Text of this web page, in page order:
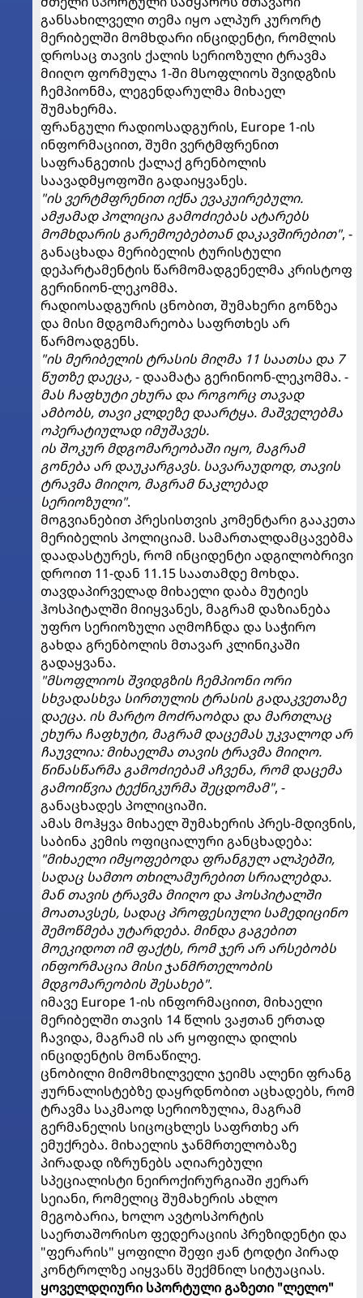
განსახილველი თემა იყო ალპურ კურორტ
მერიბელში მომხდარი ინციდენტი, რომლის
დროსაც თავის ქალის სერიოზული ტრავმა
მიიღო ფორმულა 1-ში მსოფლიოს შვიდგზის
ჩემპიონმა, ლეგენდარულმა მიხაელ
შუმახერმა.
ფრანგული რადიოსადგურის, Europe 1-ის
ინფორმაციით, შუმი ვერტმფრენით
საფრანგეთის ქალაქ გრენბოლის
საავადმყოფოში გადაიყვანეს.
"ის ვერტმფრენით იქნა ევაკუირებული.
ამჟამად პოლიცია გამოძიებას ატარებს
მომხდარის გარემოებებთან დაკავშირებით", -
განაცხადა მერიბელის ტურისტული
დეპარტამენტის წარმომადგენელმა კრისტოფ
გერინიონ-ლეკომმა.
რადიოსადგურის ცნობით, შუმახერი გონზეა
და მისი მდგომარეობა საფრთხეს არ
წარმოადგენს.
"ის მერიბელის ტრასის მიღმა 11 საათსა და 7
წუთზე დაეცა,- დაამატა გერინიონ-ლეკომმა. -
მას ჩაფხუტი ეხურა და როგორც თავად
ამბობს, თავი კლდეზე დაარტყა. მაშველებმა
ოპერატიულად იმუშავეს.
ის შოკურ მდგომარეობაში იყო, მაგრამ
გონება არ დაუკარგავს. სავარაუდოდ, თავის
ტრავმა მიიღო, მაგრამ ნაკლებად
სერიოზული".
მოგვიანებით პრესისთვის კომენტარი გააკეთა
მერიბელის პოლიციამ. სამართალდამცავებმა
დაადასტურეს, რომ ინციდენტი ადგილობრივი
დროით 11-დან 11.15 საათამდე მოხდა.
თავდაპირველად მიხაელი დაბა მუტიეს
ჰოსპიტალში მიიყვანეს, მაგრამ დაზიანება
უფრო სერიოზული აღმოჩნდა და საჭირო
გახდა გრენბოლის მთავარ კლინიკაში
გადაყვანა.
"მსოფლიოს შვიდგზის ჩემპიონი ორი
სხვადასხვა სირთულის ტრასის გადაკვეთაზე
დაეცა. ის მარტო მოძრაობდა და მართლაც
ეხურა ჩაფხუტი, მაგრამ დაცემას უკვალოდ არ
ჩაუვლია: მიხაელმა თავის ტრავმა მიიღო.
წინასწარმა გამოძიებამ აჩვენა, რომ დაცემა
გამოიწვია ტექნიკურმა შეცდომამ", -
განაცხადეს პოლიციაში.
ამას მოჰყვა მიხაელ შუმახერის პრეს-მდივნის,
საბინა კემის ოფიციალური განცხადება:
"მიხაელი იმყოფებოდა ფრანგულ ალპებში,
სადაც სამთო თხილამურებით სრიალებდა.
მან თავის ტრავმა მიიღო და ჰოსპიტალში
მოათავსეს, სადაც პროფესიული სამედიცინო
შემოწმება უტარდება. მინდა გაგებით
მოეკიდოთ იმ ფაქტს, რომ ჯერ არ არსებობს
ინფორმაცია მისი ჯანმრთელობის
მდგომარეობის შესახებ".
იმავე Europe 1-ის ინფორმაციით, მიხაელი
მერიბელში თავის 14 წლის ვაჟთან ერთად
ჩავიდა, მაგრამ ის არ ყოფილა დილის
ინციდენტის მონაწილე.
ცნობილი მიმომხილველი ჯეიმს ალენი ფრანგ
ჟურნალისტებზე დაყრდნობით აცხადებს, რომ
ტრავმა საკმაოდ სერიოზულია, მაგრამ
გერმანელის სიცოცხლეს საფრთხე არ
ემუქრება. მიხაელის ჯანმრთელობაზე
პირადად იზრუნებს აღიარებული
სპეციალისტი ნეიროქირურგიაში ჟერარ
სეიანი, რომელიც შუმახერის ახლო
მეგობარია, ხოლო ავტოსპორტის
საერთაშორისო ფედერაციის პრეზიდენტი და
"ფერარის" ყოფილი შეფი ჟან ტოდტი პირად
კონტროლზე აიყვანს შექმნილ სიტუაციას.
ყოველდღიური სპორტული გაზეთი "ლელო"